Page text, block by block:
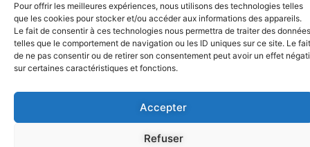
Pour offrir les meilleures expériences, nous utilisons des technologies telles
que les cookies pour stocker et/ou accéder aux informations des appareils.
Le fait de consentir à ces technologies nous permettra de traiter des données
telles que le comportement de navigation ou les ID uniques sur ce site. Le fait
de ne pas consentir ou de retirer son consentement peut avoir un effet
sur certaines caractéristiques et fonctions.
Accepter
Refuser
© 2026 FLO & CO. All Rights Reserved